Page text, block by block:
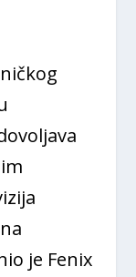
je Fenix